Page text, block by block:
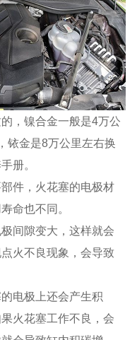
，镍合金一般是4万公
铱金是8万公里左右换
册。
件，火花塞的电极材
命也不同。
间隙变大，这样就会
火不良现象，会导致
电极上还会产生积
火花塞工作不良，会